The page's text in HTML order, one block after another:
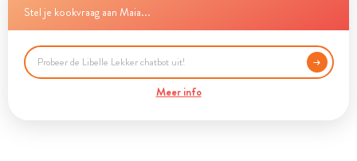
Stel je kookvraag aan Maia...
Meer info